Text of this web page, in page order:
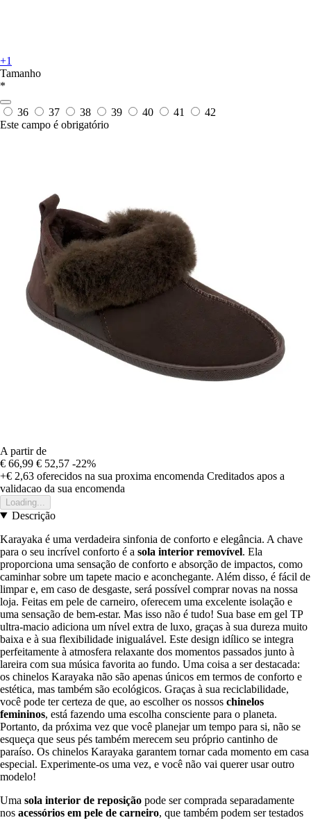
+1
Tamanho
*
36 37 38 39 40 41
42
Este campo é obrigatório
A partir de
€ 66,99 € 52,57 -22%
+€ 2,63 oferecidos na sua proxima encomenda Creditados apos a
validacao da sua encomenda
Loading...
Descrição
Karayaka é uma verdadeira sinfonia de conforto e elegância. A chave
para o seu incrível conforto é a sola interior removível. Ela
proporciona uma sensação de conforto e absorção de impactos, como
caminhar sobre um tapete macio e aconchegante. Além disso, é fácil de
limpar e, em caso de desgaste, será possível comprar novas na nossa
loja. Feitas em pele de carneiro, oferecem uma excelente isolação e
uma sensação de bem-estar. Mas isso não é tudo! Sua base em gel TP
ultra-macio adiciona um nível extra de luxo, graças à sua dureza muito
baixa e à sua flexibilidade inigualável. Este design idílico se integra
perfeitamente à atmosfera relaxante dos momentos passados junto à
lareira com sua música favorita ao fundo. Uma coisa a ser destacada:
os chinelos Karayaka não são apenas únicos em termos de conforto e
estética, mas também são ecológicos. Graças à sua reciclabilidade,
você pode ter certeza de que, ao escolher os nossos chinelos
femininos, está fazendo uma escolha consciente para o planeta.
Portanto, da próxima vez que você planejar um tempo para si, não se
esqueça que seus pés também merecem seu próprio cantinho de
paraíso. Os chinelos Karayaka garantem tornar cada momento em casa
especial. Experimente-os uma vez, e você não vai querer usar outro
modelo!
Uma sola interior de reposição pode ser comprada separadamente
nos acessórios em pele de carneiro, que também podem ser testados